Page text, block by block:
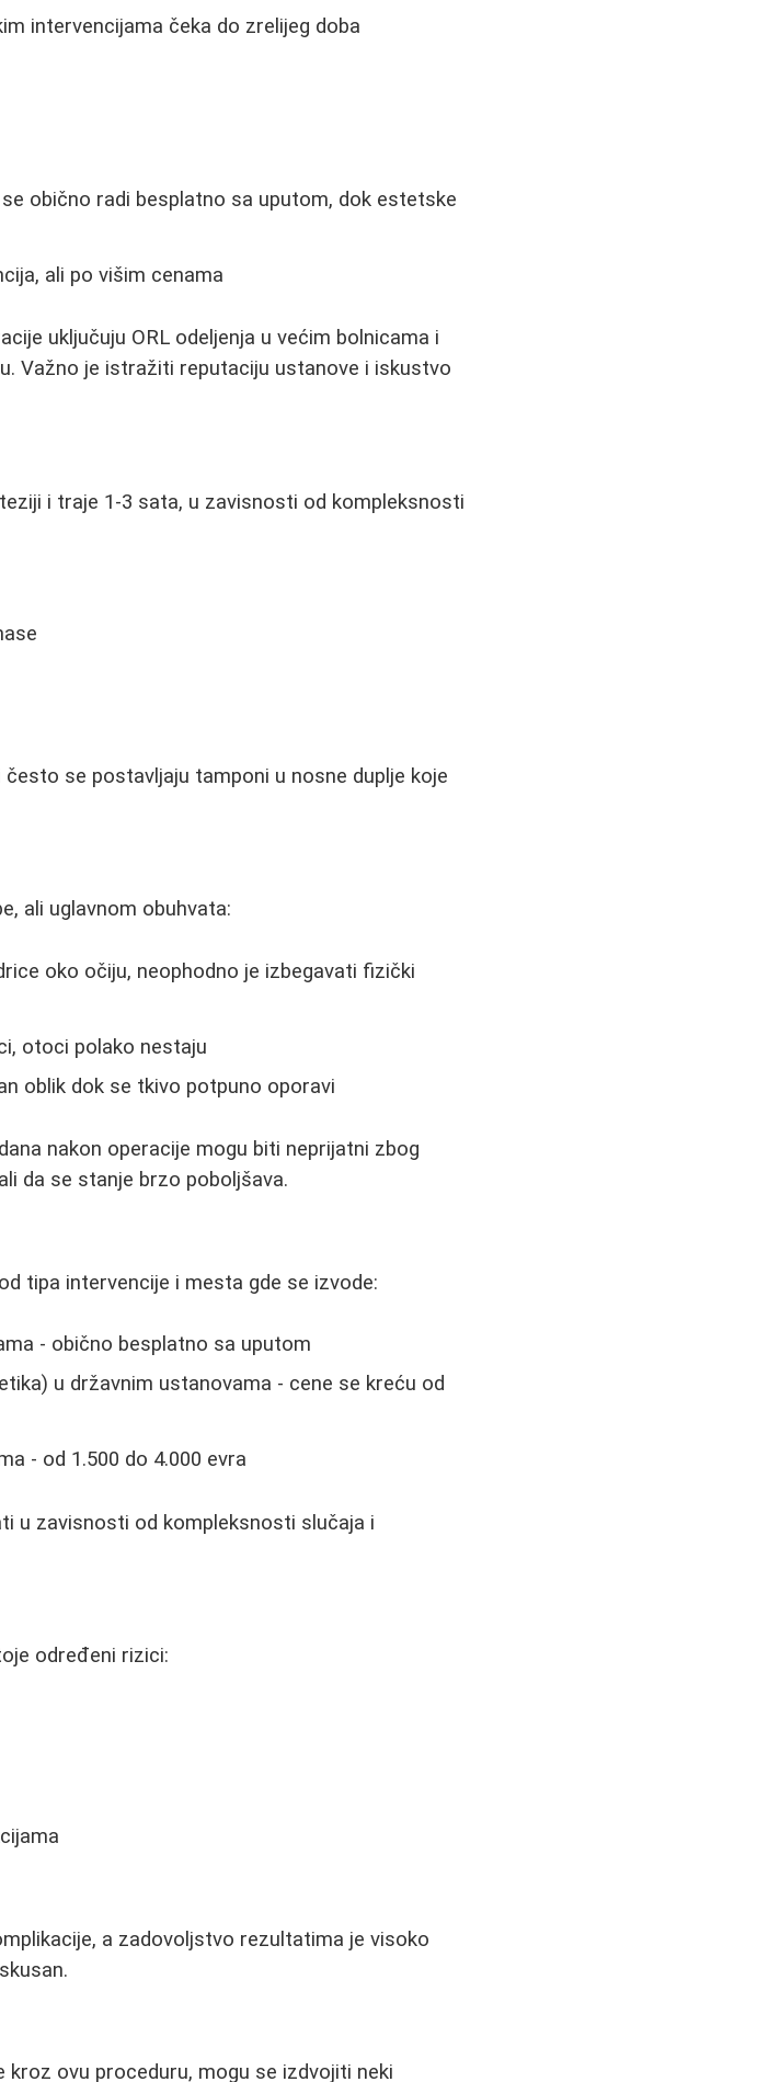
intervencijama čeka do zrelijeg doba
obično radi besplatno sa uputom, dok estetske
ali po višim cenama
uključuju ORL odeljenja u većim bolnicama i
Važno je istražiti reputaciju ustanove i iskustvo
i traje 1-3 sata, u zavisnosti od kompleksnosti
se postavljaju tamponi u nosne duplje koje
ali uglavnom obuhvata:
oko očiju, neophodno je izbegavati fizički
otoci polako nestaju
oblik dok se tkivo potpuno oporavi
nakon operacije mogu biti neprijatni zbog
da se stanje brzo poboljšava.
tipa intervencije i mesta gde se izvode:
- obično besplatno sa uputom
u državnim ustanovama - cene se kreću od
- od 1.500 do 4.000 evra
u zavisnosti od kompleksnosti slučaja i
određeni rizici:
a zadovoljstvo rezultatima je visoko
ovu proceduru, mogu se izdvojiti neki